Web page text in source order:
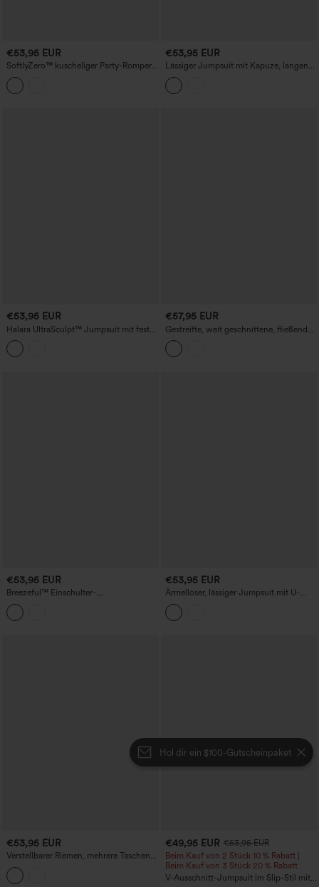
Hol dir ein $100-Gutscheinpaket
€53,95 EUR
SoftlyZero™ kuscheliger Party-Romper
mit U-Boot-Ausschnitt, integriertem BH,
kontrastierendem Mesh, kurzen Ärmeln
und Taschen – Easy-Peezy-Edition
€53,95 EUR
Lässiger Jumpsuit mit Kapuze, langen
Ärmeln und Taschen – Kinderleicht
€53,95 EUR
Halara UltraSculpt™ Jumpsuit mit fest
eingearbeitetem Polster, Bauchkontrolle,
ausgestelltem Bein und Taschen – Easy
Peezy Edition
€57,95 EUR
Gestreifte, weit geschnittene, fließende
Overalls im lässigen Stil in Leinenoptik,
mit Taschen
€53,95 EUR
Breezeful™ Einschulter-
Schnelltrocknender Jumpsuit mit
Taschen
€53,95 EUR
Ärmelloser, lässiger Jumpsuit mit U-
Ausschnitt, Kordelzug, Raffung und
Taschen.
€53,95 EUR
Verstellbarer Riemen, mehrere Taschen,
gerader Bein-Cord-Freizeitoverall
€49,95 EUR €53,95 EUR
Beim Kauf von 2 Stück 10 % Rabatt |
Beim Kauf von 3 Stück 20 % Rabatt
V-Ausschnitt-Jumpsuit im Slip-Stil mit